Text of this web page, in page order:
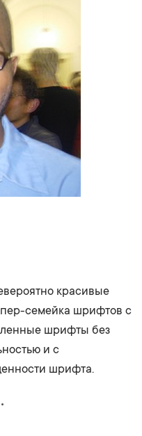
красивые
семейка шрифтов с
шрифты без
и с
шрифта.